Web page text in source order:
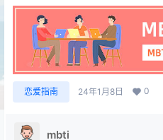
恋爱指南 24年1月8日 0
mbti